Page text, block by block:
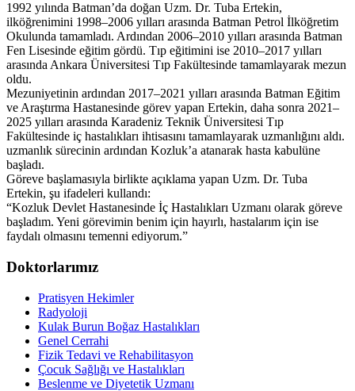
1992 yılında Batman’da doğan Uzm. Dr. Tuba Ertekin,
ilköğrenimini 1998–2006 yılları arasında Batman Petrol İlköğretim
Okulunda tamamladı. Ardından 2006–2010 yılları arasında Batman
Fen Lisesinde eğitim gördü. Tıp eğitimini ise 2010–2017 yılları
arasında Ankara Üniversitesi Tıp Fakültesinde tamamlayarak mezun
oldu.
Mezuniyetinin ardından 2017–2021 yılları arasında Batman Eğitim
ve Araştırma Hastanesinde görev yapan Ertekin, daha sonra 2021–
2025 yılları arasında Karadeniz Teknik Üniversitesi Tıp
Fakültesinde iç hastalıkları ihtisasını tamamlayarak uzmanlığını aldı.
uzmanlık sürecinin ardından Kozluk’a atanarak hasta kabulüne
başladı.
Göreve başlamasıyla birlikte açıklama yapan Uzm. Dr. Tuba
Ertekin, şu ifadeleri kullandı:
“Kozluk Devlet Hastanesinde İç Hastalıkları Uzmanı olarak göreve
başladım. Yeni görevimin benim için hayırlı, hastalarım için ise
faydalı olmasını temenni ediyorum.”
Doktorlarımız
Pratisyen Hekimler
Radyoloji
Kulak Burun Boğaz Hastalıkları
Genel Cerrahi
Fizik Tedavi ve Rehabilitasyon
Çocuk Sağlığı ve Hastalıkları
Beslenme ve Diyetetik Uzmanı